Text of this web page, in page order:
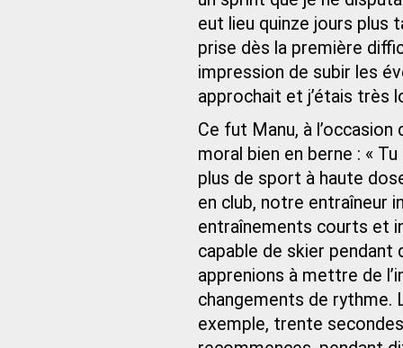
eut lieu quinze jours plus
prise dès la première
impression de subir les
approchait et j’étais très
Ce fut Manu, à
moral bien en berne : «
plus de sport à haute
en club, notre entraîneur
entraînements courts et
capable de skier pendant
apprenions à mettre de
changements de rythme.
exemple, trente